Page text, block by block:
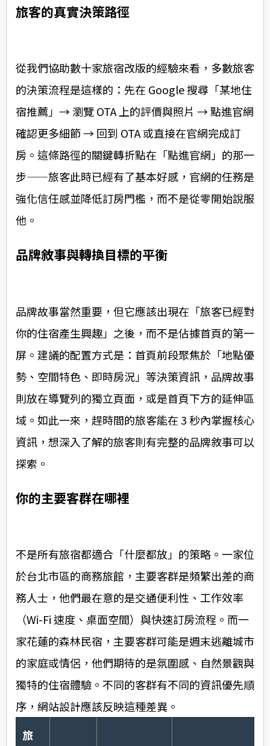
旅客的真實決策路徑
從我們協助數十家旅宿改版的經驗來看，多數旅客
的決策流程是這樣的：先在 Google 搜尋「某地住
宿推薦」→ 瀏覽 OTA 上的評價與照片 → 點進官網
確認更多細節 → 回到 OTA 或直接在官網完成訂
房。這條路徑的關鍵轉折點在「點進官網」的那一
步——旅客此時已經有了基本好感，官網的任務是
強化信任感並降低訂房門檻，而不是從零開始說服
他。
品牌敘事與轉換目標的平衡
品牌故事當然重要，但它應該出現在「旅客已經對
你的住宿產生興趣」之後，而不是佔據首頁的第一
屏。建議的配置方式是：首頁前段聚焦於「地點優
勢、空間特色、即時房況」等決策資訊，品牌故事
則放在導覽列的獨立頁面，或是首頁下方的延伸區
域。如此一來，趕時間的旅客能在 3 秒內掌握核心
資訊，想深入了解的旅客則有完整的品牌敘事可以
探索。
你的主要客群在哪裡
不是所有旅宿都適合「什麼都放」的策略。一家位
於台北市區的商務旅館，主要客群是頻繁出差的商
務人士，他們最在意的是交通便利性、工作效率
（Wi-Fi 速度、桌面空間）與快速訂房流程。而一
家花蓮的森林民宿，主要客群可能是週末逃離城市
的家庭或情侶，他們期待的是氛圍感、自然景觀與
獨特的住宿體驗。不同的客群有不同的資訊優先順
序，網站設計應該反映這種差異。
旅